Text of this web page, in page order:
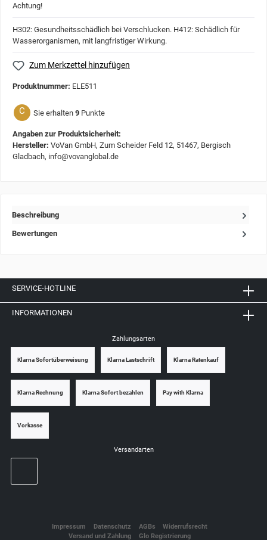
Achtung!
H302: Gesundheitsschädlich bei Verschlucken. H412: Schädlich für
Wasserorganismen, mit langfristiger Wirkung.
Zum Merkzettel hinzufügen
Produktnummer: ELE511
C Sie erhalten 9 Punkte
Angaben zur Produktsicherheit:
Hersteller: VoVan GmbH, Zum Scheider Feld 12, 51467, Bergisch
Gladbach, info@vovanglobal.de
Beschreibung
Bewertungen
SERVICE-HOTLINE
INFORMATIONEN
Zahlungsarten
Klarna Sofortüberweisung Klarna Lastschrift Klarna Ratenkauf
Klarna Rechnung Klarna Sofort bezahlen Pay with Klarna
Vorkasse
Versandarten
Impressum Datenschutz AGBs
Widerrufsrecht
Versand und Zahlung
Glo Registrierung